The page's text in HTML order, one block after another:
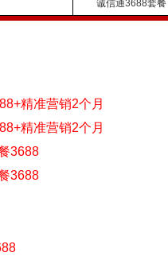
诚信通3688套餐
精准营销2个月
精准营销2个月
3688
3688